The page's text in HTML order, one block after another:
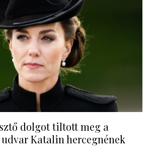
dolgot tiltott meg a
Katalin hercegnének